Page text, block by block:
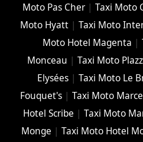
Moto Pas Cher |Taxi Moto
Moto Hyatt |Taxi Moto
Moto Hotel Magenta |
Monceau | Taxi Moto
Elysées |Taxi Moto Le
Fouquet's| Taxi Moto
Hotel Scribe |Taxi Moto
Monge |Taxi Moto Hotel